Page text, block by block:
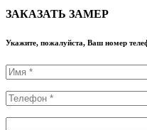
ЗАКАЗАТЬ ЗАМЕР
Укажите, пожалуйста, Ваш номер